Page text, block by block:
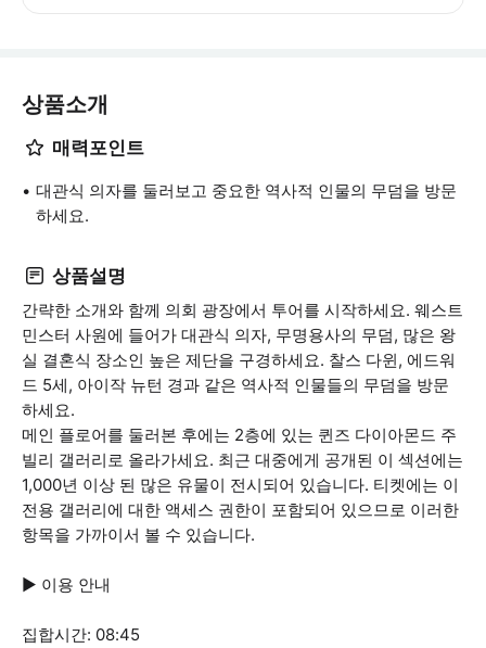
상품소개
매력포인트
대관식 의자를 둘러보고 중요한 역사적 인물의 무덤을 방문
하세요.
상품설명
간략한 소개와 함께 의회 광장에서 투어를 시작하세요. 웨스트
민스터 사원에 들어가 대관식 의자, 무명용사의 무덤, 많은 왕
실 결혼식 장소인 높은 제단을 구경하세요. 찰스 다윈, 에드워
드 5세, 아이작 뉴턴 경과 같은 역사적 인물들의 무덤을 방문
하세요.
메인 플로어를 둘러본 후에는 2층에 있는 퀸즈 다이아몬드 주
빌리 갤러리로 올라가세요. 최근 대중에게 공개된 이 섹션에는
1,000년 이상 된 많은 유물이 전시되어 있습니다. 티켓에는 이
전용 갤러리에 대한 액세스 권한이 포함되어 있으므로 이러한
항목을 가까이서 볼 수 있습니다.
▶ 이용 안내
집합시간: 08:45